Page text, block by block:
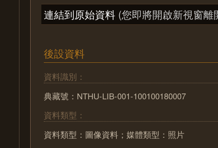
連結到原始資料 (您即將開啟新視窗離
後設資料
資料識別：
典藏號：NTHU-LIB-001-100100180007
資料類型：
資料類型：圖像資料；媒體類型：照片